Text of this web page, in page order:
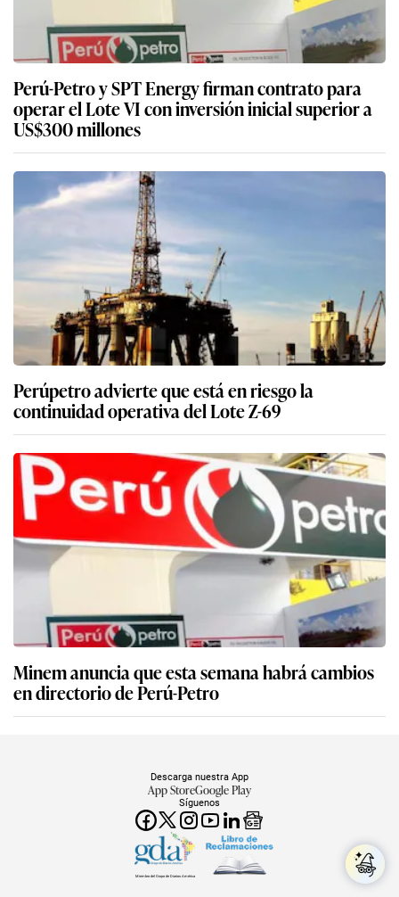
Perú-Petro y SPT Energy firman contrato para
operar el Lote VI con inversión inicial superior a
US$300 millones
Perúpetro advierte que está en riesgo la
continuidad operativa del Lote Z-69
Minem anuncia que esta semana habrá cambios
en directorio de Perú-Petro
Síguenos
Descarga nuestra App
App StoreGoogle Play
Miembro del Grupo de Diarios América